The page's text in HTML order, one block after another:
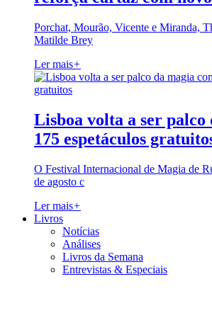
Porchat, Mourão, Vicente e Miranda,
Matilde Brey
Ler mais+
Lisboa volta a ser palco
175 espetáculos
O Festival Internacional de Magia de
de agosto c
Ler mais+
Livros
Notícias
Análises
Livros da Semana
Entrevistas & Especiais